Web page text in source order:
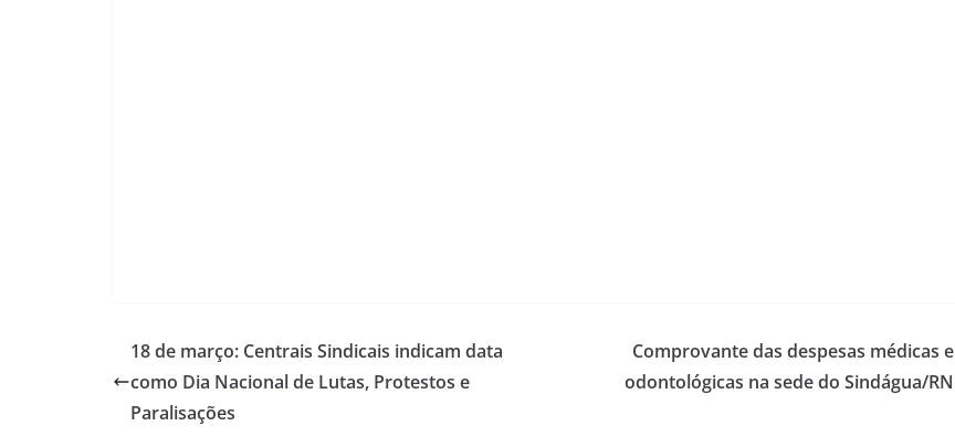
18 de março: Centrais Sindicais indicam data
como Dia Nacional de Lutas, Protestos e
Paralisações
Comprovante das despesas médicas e
odontológicas na sede do Sindágua/RN